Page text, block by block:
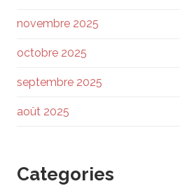
novembre 2025
octobre 2025
septembre 2025
août 2025
Categories